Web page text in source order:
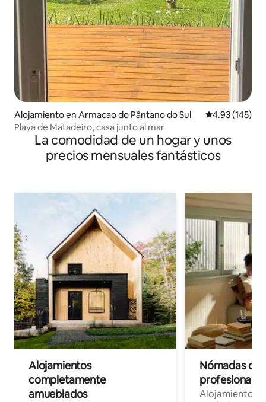
Alojamiento en Armacao do Pântano do Sul Calificación
4.93 (145)
Playa de Matadeiro, casa junto al mar
La comodidad de un hogar y unos
precios mensuales fantásticos
Alojamientos
completamente
amueblados
Nómadas
Alojamientos